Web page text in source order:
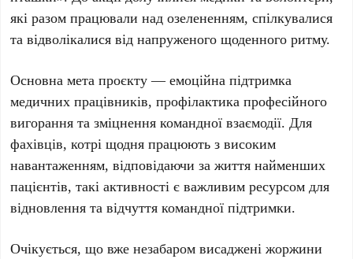
які разом працювали над озелененням, спілкувалися
та відволікалися від напруженого щоденного ритму.
Основна мета проєкту — емоційна підтримка
медичних працівників, профілактика професійного
вигорання та зміцнення командної взаємодії. Для
фахівців, котрі щодня працюють з високим
навантаженням, відповідаючи за життя найменших
пацієнтів, такі активності є важливим ресурсом для
відновлення та відчуття командної підтримки.
Очікується, що вже незабаром висаджені жоржини